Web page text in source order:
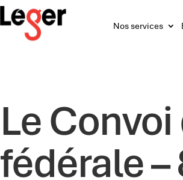
Nos services
Le
fédérale –